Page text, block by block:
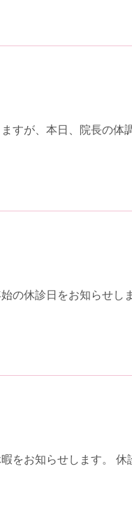
すが、本日、院長の
の休診日をお知らせし
をお知らせします。